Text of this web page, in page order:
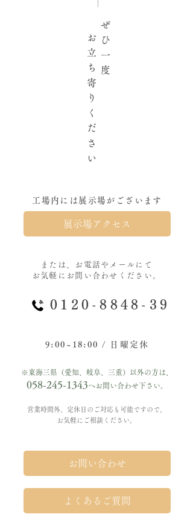
今頃になって事務所の整理を
したり、不要な物を片付けた
りしています(´･ω･`;) 毎年反
省から始まる新年のような気
がします笑 今年も途切れなが
らでも、ブログを更新してい
きたいと思います。 よろしく
お願いいたします！
ぜ
ひ
一
度
お
立
ち
寄
り
く
だ
さ
い
工場内には展示場がございます
展示場アクセス
または、お電話やメールにて
お気軽にお問い合わせください。
0120-8848-39
9:00~18:00 / 日曜定休
※東海三県（愛知、岐阜、三重）以外の方は、
058-245-1343へお問い合わせ下さい。
営業時間外、定休日のご対応も可能ですので、
お気軽にご相談ください。
お問い合わせ
よくあるご質問